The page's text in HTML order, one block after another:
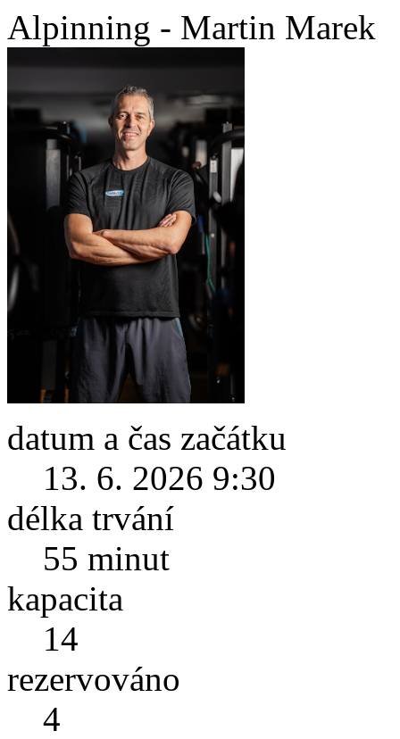
Alpinning - Martin Marek
datum a čas začátku
13. 6. 2026 9:30
délka trvání
55 minut
kapacita
14
rezervováno
4